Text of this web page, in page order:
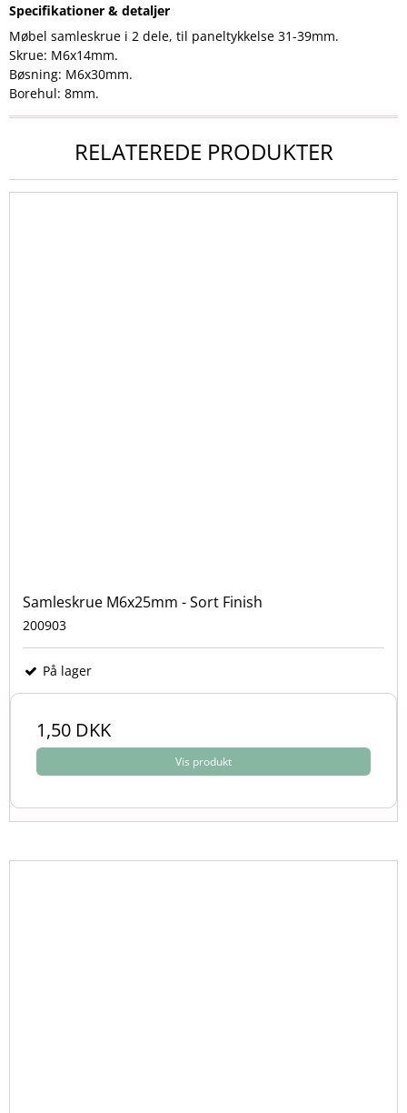
Specifikationer & detaljer
Møbel samleskrue i 2 dele, til paneltykkelse 31-39mm.
Skrue: M6x14mm.
Bøsning: M6x30mm.
Borehul: 8mm.
RELATEREDE PRODUKTER
Samleskrue M6x25mm - Sort Finish
200903
På lager
1,50 DKK
Vis produkt